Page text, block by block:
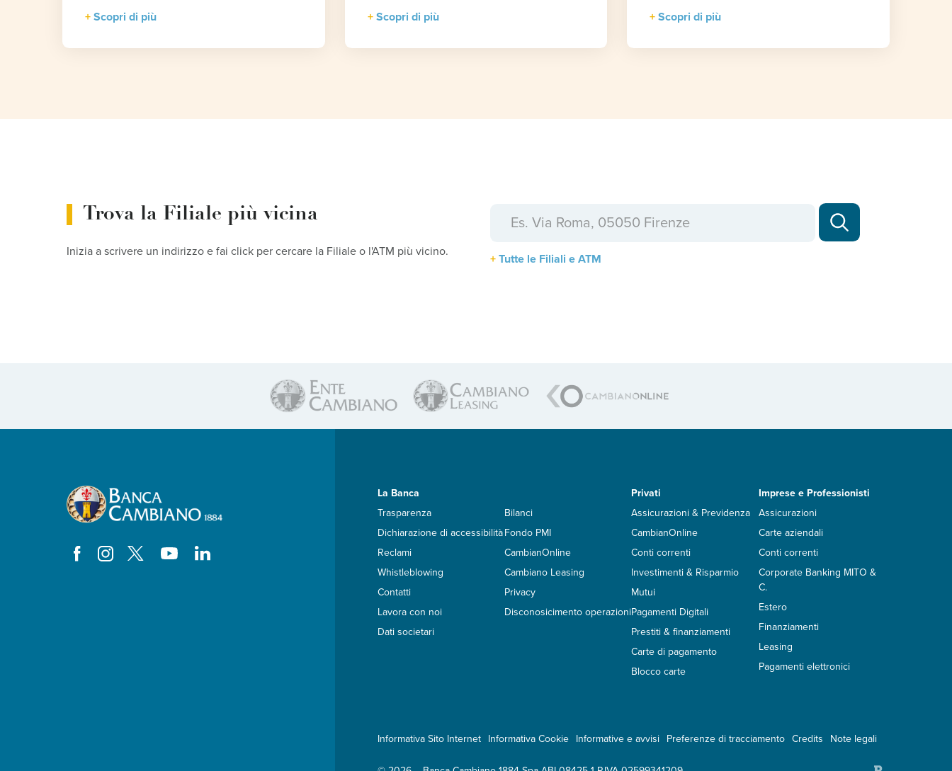
Scopri di più Scopri di più Scopri di più
Trova la Filiale più vicina
Inizia a scrivere un indirizzo e fai click per cercare la Filiale o l'ATM più vicino.
Tutte le Filiali e ATM
La Banca
Trasparenza
Dichiarazione di accessibilità
Reclami
Whistleblowing
Contatti
Lavora con noi
Dati societari
Bilanci
Fondo PMI
CambianOnline
Cambiano Leasing
Privacy
Disconosicimento operazioni
Privati
Assicurazioni & Previdenza
CambianOnline
Conti correnti
Investimenti & Risparmio
Mutui
Pagamenti Digitali
Prestiti & finanziamenti
Carte di pagamento
Blocco carte
Imprese e Professionisti
Assicurazioni
Carte aziendali
Conti correnti
Corporate Banking MITO &
C.
Estero
Finanziamenti
Leasing
Pagamenti elettronici
Informativa Sito Internet Informativa Cookie Informative e avvisi Preferenze di tracciamento Credits Note legali